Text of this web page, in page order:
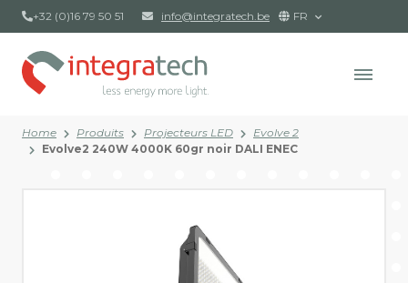
+32 (0)16 79 50 51 info@integratech.be FR
Home Produits Projecteurs LED
Evolve 2
Evolve2 240W 4000K 60gr noir DALI ENEC